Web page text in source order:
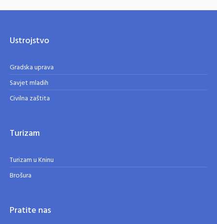
Ustrojstvo
Gradska uprava
Savjet mladih
Civilna zaštita
Turizam
Turizam u Kninu
Brošura
Pratite nas